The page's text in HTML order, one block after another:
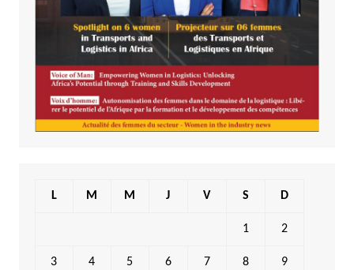
L M M J V S D
1 2
3 4 5 6 7 8 9